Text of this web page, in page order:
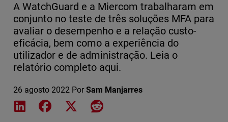
A WatchGuard e a Miercom trabalharam em
conjunto no teste de três soluções MFA para
avaliar o desempenho e a relação custo-
eficácia, bem como a experiência do
utilizador e de administração. Leia o
relatório completo aqui.
26 agosto 2022 Por Sam Manjarres
Share on LinkedIn
Share on Facebook
Share on XShare on Reddit